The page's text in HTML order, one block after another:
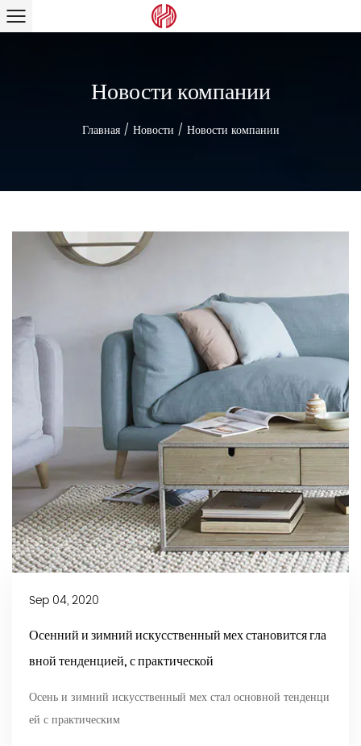
Новости компании
Главная/ Новости / Новости компании
Sep 04, 2020
Осенний и зимний искусственный мех становится гла
вной тенденцией, с практической
Осень и зимний искусственный мех стал основной тенденци
ей с практическим